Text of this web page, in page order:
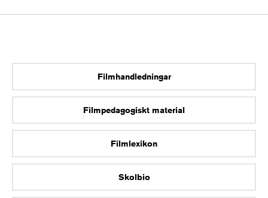
Filmhandledningar
Filmpedagogiskt material
Filmlexikon
Skolbio